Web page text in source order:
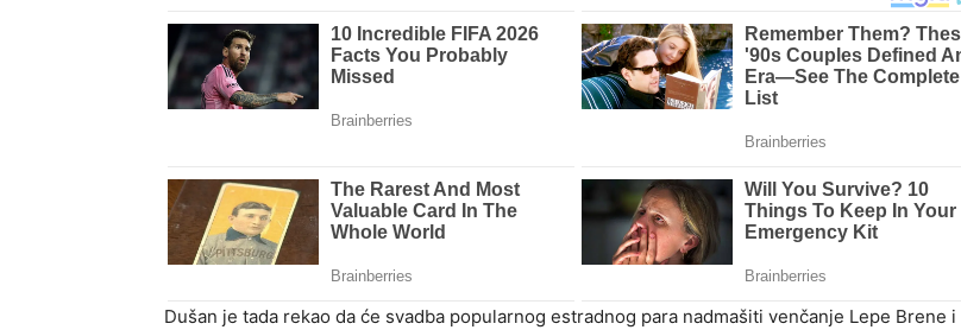
Dušan je tada rekao da će svadba popularnog estradnog para nadmašiti venčanje Lepe Brene i